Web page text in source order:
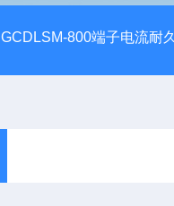
GCDLSM-800端子电流耐